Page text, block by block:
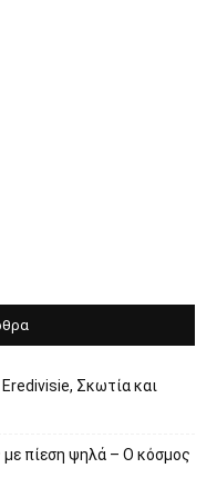
Σκωτία και
πίεση ψηλά – Ο κόσμος